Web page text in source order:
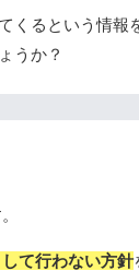
くるという情報
うか？
て行わない方針